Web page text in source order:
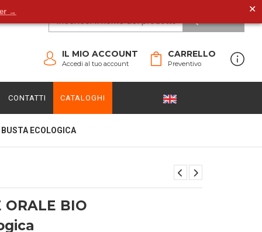
→ ✕
CARRELLO
Preventivo
IL MIO ACCOUNT
Accedi al tuo account
CONTATTI CATALOGHI
ECOLOGICA
ORALE BIO